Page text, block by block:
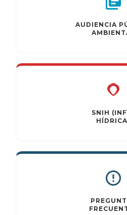
AUDIENCIA
SNIH